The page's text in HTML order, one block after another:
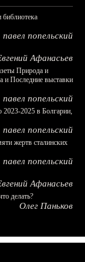
павел попельский
Афанасьев
Природа и
и Последние выставки
павел попельский
2023-2025 в Болгарии,
павел попельский
жертв сталинских
павел попельский
Афанасьев
делать?
Олег Паньков